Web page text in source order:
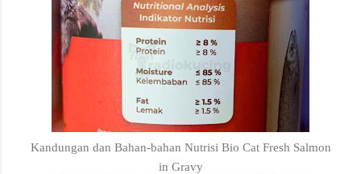
Kandungan dan Bahan-bahan Nutrisi Bio Cat Fresh Salmon
in Gravy